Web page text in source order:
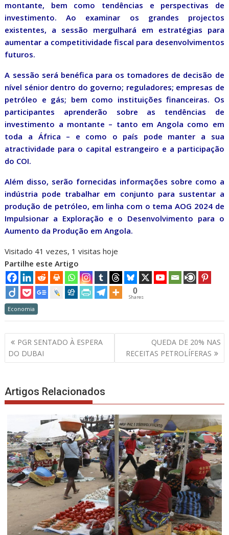
montante, bem como tendências e perspectivas de
investimento. Ao examinar os grandes projectos
existentes, a sessão mergulhará em estratégias para
aumentar a competitividade fiscal para desenvolvimentos
futuros.
A sessão será benéfica para os tomadores de decisão de
nível sénior dentro do governo; reguladores; empresas de
petróleo e gás; bem como instituições financeiras. Os
participantes aprenderão sobre as tendências de
investimento a montante – tanto em Angola como em
toda a África – e como o país pode manter a sua
atractividade para o capital estrangeiro e a participação
do COI.
Além disso, serão fornecidas informações sobre como a
indústria pode trabalhar em conjunto para sustentar a
produção de petróleo, em linha com o tema AOG 2024 de
Impulsionar a Exploração e o Desenvolvimento para o
Aumento da Produção em Angola.
Visitado 41 vezes, 1 visitas hoje
Partilhe este Artigo
0
Shares
Economia
Navegação
de
artigos
PGR SENTADO À ESPERA
DO DUBAI
QUEDA DE 20% NAS
RECEITAS PETROLÍFERAS
Artigos Relacionados